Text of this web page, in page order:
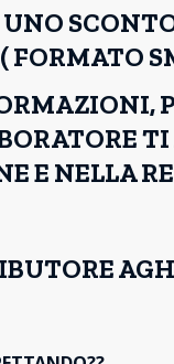
FORMATO
TI
E NELLA